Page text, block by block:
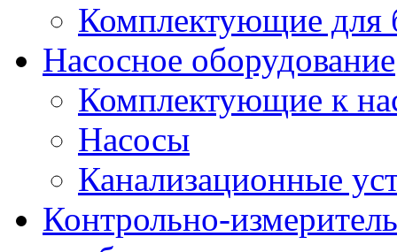
Комплектующие для
Насосное оборудование
Комплектующие к
Насосы
Канализационные
Контрольно-